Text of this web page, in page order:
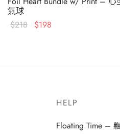
氣球
$218
原始價
$198
HELP
Floating Time –